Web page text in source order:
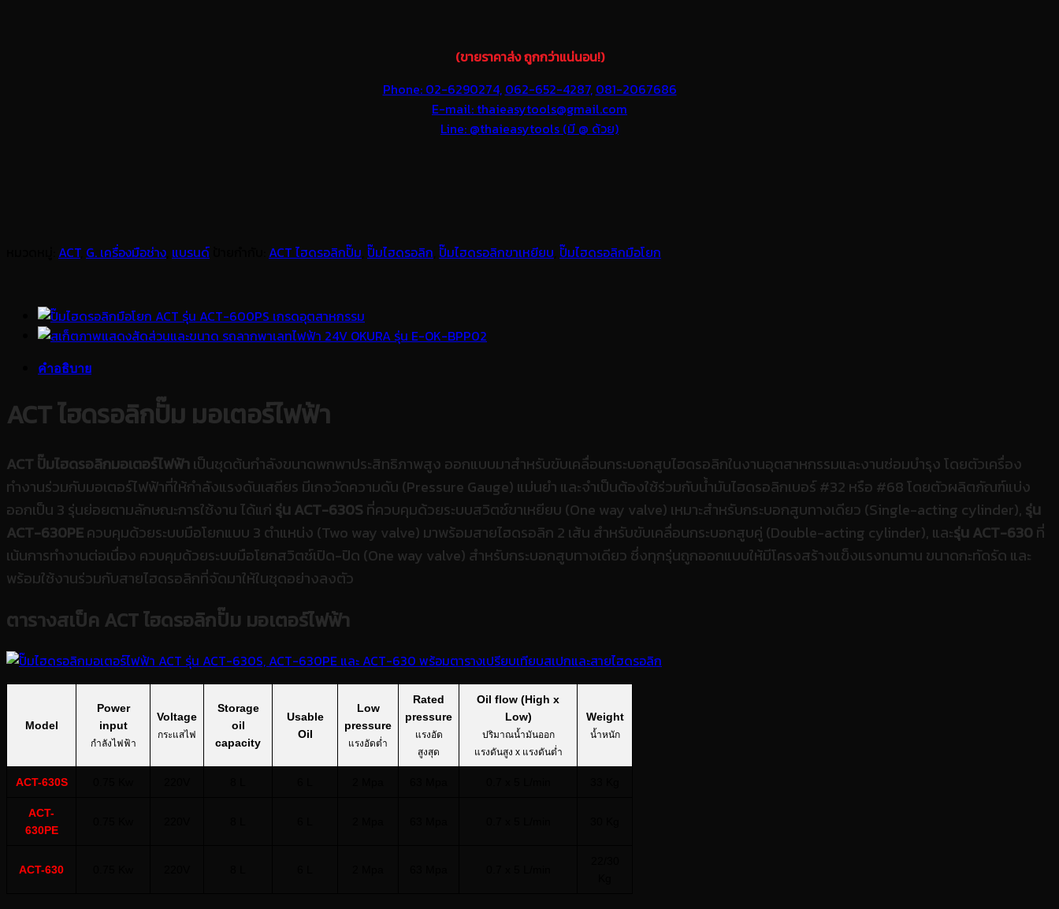
(ขายราคาส่ง ถูกกว่าแน่นอน!)
Phone: 02-6290274, 062-652-4287, 081-2067686
E-mail: thaieasytools@gmail.com
Line: @thaieasytools (มี @ ด้วย)
ACT, G. เครื่องมือช่าง แบรนด์ ACT ไฮดรอลิกปั๊ม ปั๊มไฮดรอลิก ปั๊มไฮดรอลิกขาเหยียบ ปั๊มไฮดรอลิกมือโยก
คำอธิบาย
ACT ไฮดรอลิกปั๊ม มอเตอร์ไฟฟ้า
ACT ปั๊มไฮดรอลิกมอเตอร์ไฟฟ้า เป็นชุดต้นกำลังขนาดพกพาประสิทธิภาพสูง ออกแบบมาสำหรับขับเคลื่อนกระบอกสูบไฮดรอลิกในงานอุตสาหกรรมและงานซ่อมบำรุง โดยตัวเครื่อง
ทำงานร่วมกับมอเตอร์ไฟฟ้าที่ให้กำลังแรงดันเสถียร มีเกจวัดความดัน (Pressure Gauge) แม่นยำ และจำเป็นต้องใช้ร่วมกับน้ำมันไฮดรอลิกเบอร์ #32 หรือ #68 โดยตัวผลิตภัณฑ์แบ่ง
ออกเป็น 3 รุ่นย่อยตามลักษณะการใช้งาน ได้แก่ รุ่น ACT-630S ที่ควบคุมด้วยระบบสวิตช์ขาเหยียบ (One way valve) เหมาะสำหรับกระบอกสูบทางเดียว (Single-acting cylinder), รุ่น
ACT-630PEควบคุมด้วยระบบมือโยกแบบ 3 ตำแหน่ง (Two way valve) มาพร้อมสายไฮดรอลิก 2 เส้น สำหรับขับเคลื่อนกระบอกสูบคู่ (Double-acting cylinder), และรุ่น ACT-630 ที่
เน้นการทำงานต่อเนื่อง ควบคุมด้วยระบบมือโยกสวิตช์เปิด-ปิด (One way valve) สำหรับกระบอกสูบทางเดียว ซึ่งทุกรุ่นถูกออกแบบให้มีโครงสร้างแข็งแรงทนทาน ขนาดกะทัดรัด และ
พร้อมใช้งานร่วมกับสายไฮดรอลิกที่จัดมาให้ในชุดอย่างลงตัว
ตารางสเป็ค ACT ไฮดรอลิกปั๊ม มอเตอร์ไฟฟ้า
Model
Power
input
กำลังไฟฟ้า
Voltage
กระแสไฟ
Storage
oil
capacity
Usable
Oil
Low
pressure
แรงอัดต่ำ
Rated
pressure
แรงอัด
สูงสุด
Oil flow (High x
Low)
ปริมาณน้ำมันออก
แรงดันสูง x แรงดันต่ำ
Weight
น้ำหนัก
ACT-630S
ACT-
630PE
ACT-630